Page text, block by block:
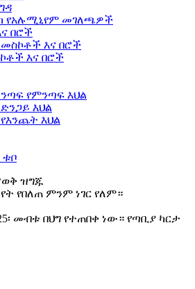
የአሉሚኒየም መገለጫዎች
በሮች
እና በሮች
እና በሮች
ንጣፍ የምንጣፍ እህል
ድንጋይ እህል
የእንጨት እህል
ቱቦ
ዝግጁ
የበለጠ ምንም ነገር የለም።
መብቱ በህግ የተጠበቀ ነው። የጣቢያ ካርታ